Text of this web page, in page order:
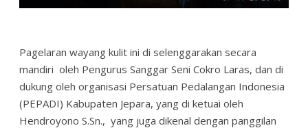
Pagelaran wayang kulit ini di selenggarakan secara
mandiri oleh Pengurus Sanggar Seni Cokro Laras, dan di
dukung oleh organisasi Persatuan Pedalangan Indonesia
(PEPADI) Kabupaten Jepara, yang di ketuai oleh
Hendroyono S.Sn., yang juga dikenal dengan panggilan